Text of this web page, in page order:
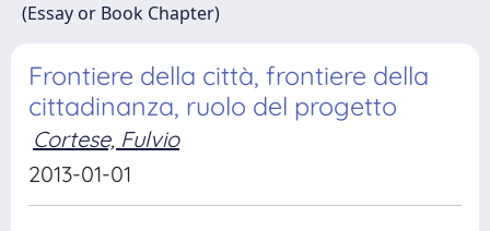
(Essay or Book Chapter)
Frontiere della città, frontiere della
cittadinanza, ruolo del progetto
Cortese, Fulvio
2013-01-01